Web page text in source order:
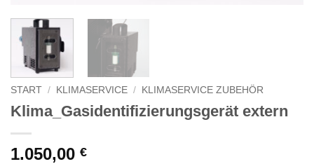
START / KLIMASERVICE / KLIMASERVICE ZUBEHÖR
Klima_Gasidentifizierungsgerät extern
1.050,00 €